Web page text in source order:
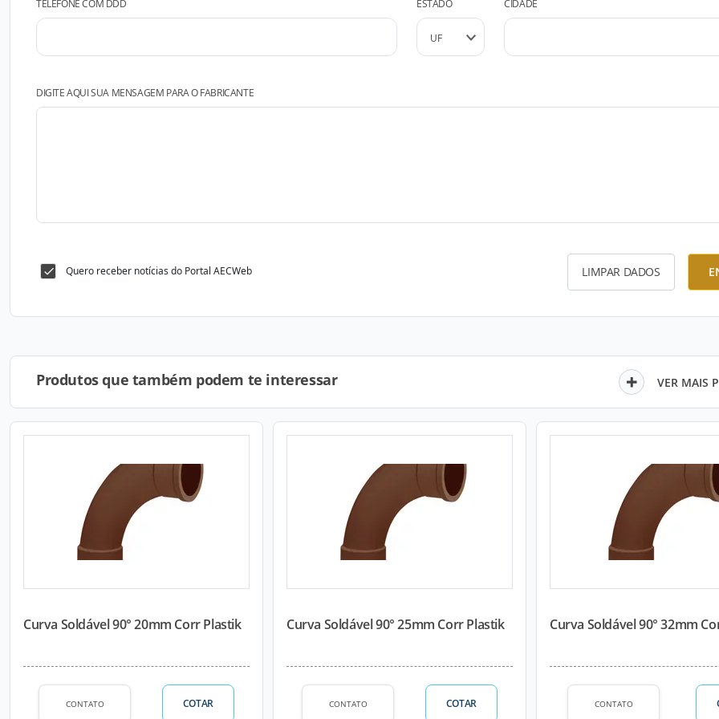
TELEFONE COM DDD ESTADO CIDADE
DIGITE AQUI SUA MENSAGEM PARA O FABRICANTE
Quero receber notícias do Portal AECWeb LIMPAR DADOS
Produtos que também podem te interessar VER MAIS
Curva Soldável 90° 20mm Corr Plastik
CONTATO COTAR
Curva Soldável 90° 25mm Corr Plastik
CONTATO COTAR
Curva Soldável 90° 32mm
CONTATO